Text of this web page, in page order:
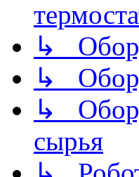
↳
↳
↳
сырья